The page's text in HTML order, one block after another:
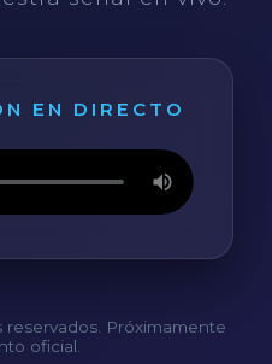
EN DIRECTO
Próximamente
oficial.